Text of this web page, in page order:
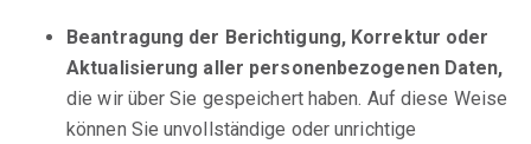
Beantragung der Berichtigung, Korrektur oder
Aktualisierung aller personenbezogenen Daten,
die wir über Sie gespeichert haben. Auf diese Weise
können Sie unvollständige oder unrichtige